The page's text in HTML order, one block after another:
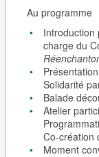
Au programme
Introduction
charge du
Solidarité
Balade
Atelier
Co-création
Moment